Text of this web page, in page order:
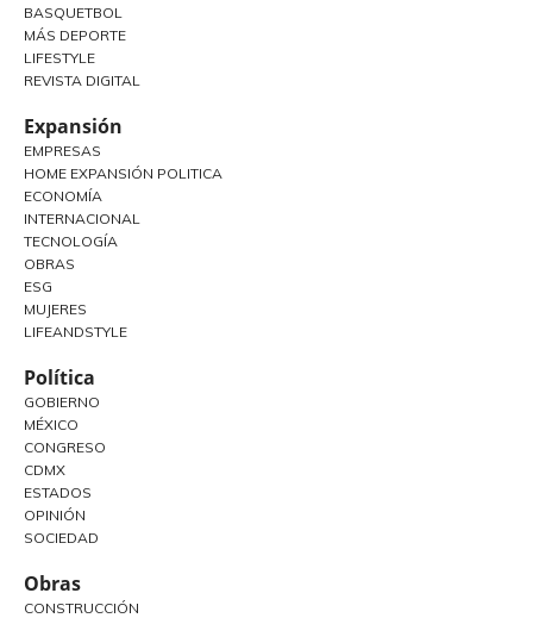
BASQUETBOL
MÁS DEPORTE
LIFESTYLE
REVISTA DIGITAL
Expansión
EMPRESAS
HOME EXPANSIÓN POLITICA
ECONOMÍA
INTERNACIONAL
TECNOLOGÍA
OBRAS
ESG
MUJERES
LIFEANDSTYLE
Política
GOBIERNO
MÉXICO
CONGRESO
CDMX
ESTADOS
OPINIÓN
SOCIEDAD
Obras
CONSTRUCCIÓN